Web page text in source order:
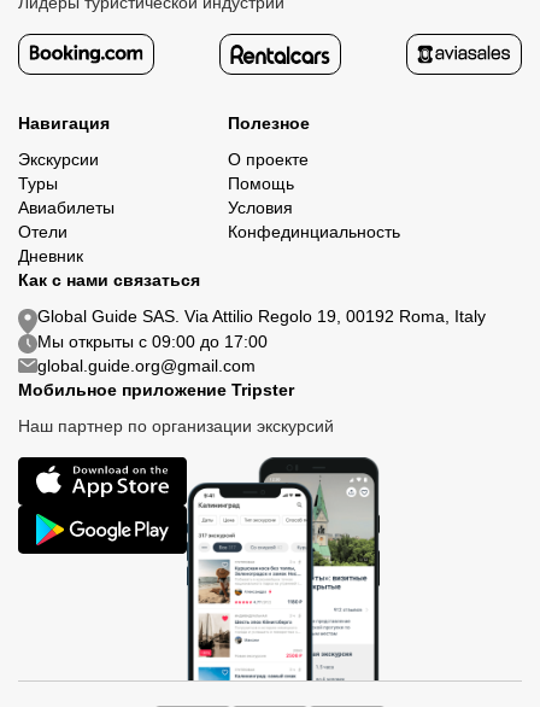
Навигация
Экскурсии
Туры
Авиабилеты
Отели
Дневник
Полезное
О проекте
Помощь
Условия
Конфединциальность
Как с нами связаться
Global Guide SAS. Via Attilio Regolo 19, 00192 Roma, Italy
Мы открыты с 09:00 до 17:00
global.guide.org@gmail.com
Мобильное приложение Tripster
Наш партнер по организации экскурсий